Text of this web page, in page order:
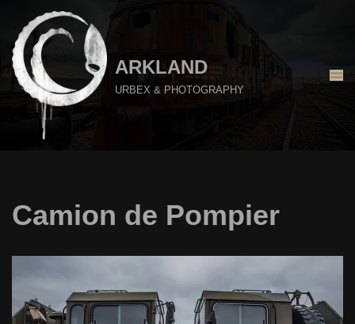
Aller
au
contenu
ARKLAND
URBEX & PHOTOGRAPHY
Camion de Pompier